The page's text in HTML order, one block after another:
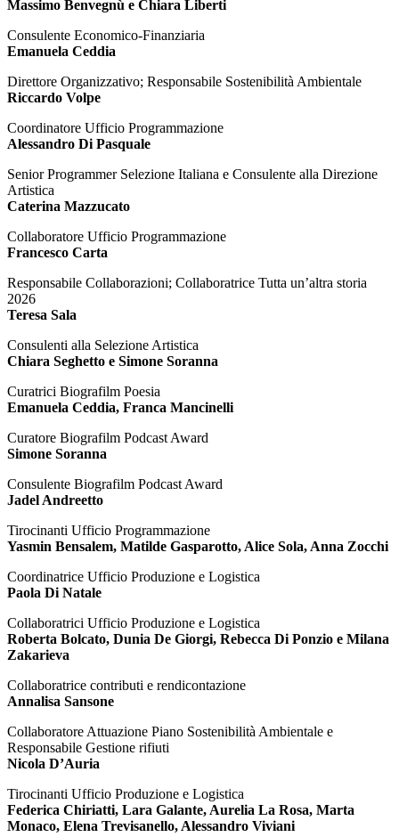
Massimo Benvegnù e Chiara Liberti
Consulente Economico-Finanziaria
Emanuela Ceddia
Direttore Organizzativo; Responsabile Sostenibilità Ambientale
Riccardo Volpe
Coordinatore Ufficio Programmazione
Alessandro Di Pasquale
Senior Programmer Selezione Italiana e Consulente alla Direzione
Artistica
Caterina Mazzucato
Collaboratore Ufficio Programmazione
Francesco Carta
Responsabile Collaborazioni; Collaboratrice Tutta un’altra storia
2026
Teresa Sala
Consulenti alla Selezione Artistica
Chiara Seghetto e Simone Soranna
Curatrici Biografilm Poesia
Emanuela Ceddia, Franca Mancinelli
Curatore Biografilm Podcast Award
Simone Soranna
Consulente Biografilm Podcast Award
Jadel Andreetto
Tirocinanti Ufficio Programmazione
Yasmin Bensalem, Matilde Gasparotto, Alice Sola, Anna Zocchi
Coordinatrice Ufficio Produzione e Logistica
Paola Di Natale
Collaboratrici Ufficio Produzione e Logistica
Roberta Bolcato, Dunia De Giorgi, Rebecca Di Ponzio e Milana
Zakarieva
Collaboratrice contributi e rendicontazione
Annalisa Sansone
Collaboratore Attuazione Piano Sostenibilità Ambientale e
Responsabile Gestione rifiuti
Nicola D’Auria
Tirocinanti Ufficio Produzione e Logistica
Federica Chiriatti, Lara Galante, Aurelia La Rosa, Marta
Monaco, Elena Trevisanello, Alessandro Viviani